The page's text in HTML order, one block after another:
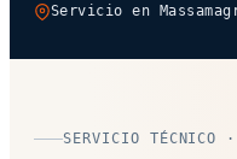
Servicio en
SERVICIO TÉCNICO ·